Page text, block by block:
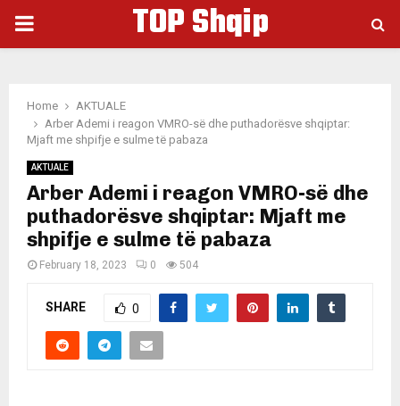
PRIMARY
TOP Shqip
Home
AKTUALE
Arber Ademi i reagon VMRO-së dhe puthadorësve shqiptar:
Mjaft me shpifje e sulme të pabaza
AKTUALE
Arber Ademi i reagon VMRO-së dhe
puthadorësve shqiptar: Mjaft me
shpifje e sulme të pabaza
February 18, 2023 0 504
SHARE 0